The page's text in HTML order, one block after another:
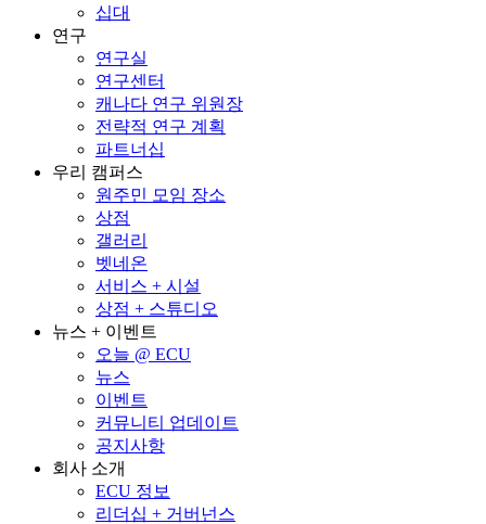
십대
연구
연구실
연구센터
캐나다 연구 위원장
전략적 연구 계획
파트너십
우리 캠퍼스
원주민 모임 장소
상점
갤러리
벳네온
서비스 + 시설
상점 + 스튜디오
뉴스 + 이벤트
오늘 @ ECU
뉴스
이벤트
커뮤니티 업데이트
공지사항
회사 소개
ECU 정보
리더십 + 거버넌스